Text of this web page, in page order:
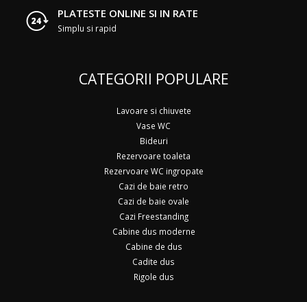
PLATESTE ONLINE SI IN RATE
Simplu si rapid
CATEGORII POPULARE
Lavoare si chiuvete
Vase WC
Bideuri
Rezervoare toaleta
Rezervoare WC ingropate
Cazi de baie retro
Cazi de baie ovale
Cazi Freestanding
Cabine dus moderne
Cabine de dus
Cadite dus
Rigole dus